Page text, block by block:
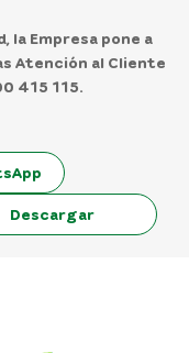
la Empresa pone a
Atención al Cliente
415 115.
Descargar